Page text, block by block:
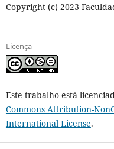
Copyright (c) 2023
Licença
Este trabalho está
Commons Attribution-
International License.